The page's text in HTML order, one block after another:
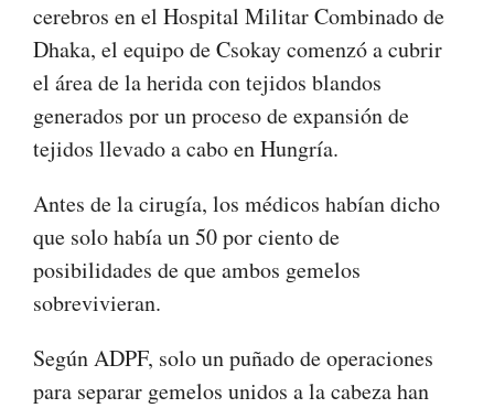
cerebros en el Hospital Militar Combinado de
Dhaka, el equipo de Csokay comenzó a cubrir
el área de la herida con tejidos blandos
generados por un proceso de expansión de
tejidos llevado a cabo en Hungría.
Antes de la cirugía, los médicos habían dicho
que solo había un 50 por ciento de
posibilidades de que ambos gemelos
sobrevivieran.
Según ADPF, solo un puñado de operaciones
para separar gemelos unidos a la cabeza han